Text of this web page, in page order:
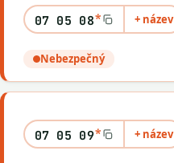
07 05 08* + název
Nebezpečný
07 05 09* + název